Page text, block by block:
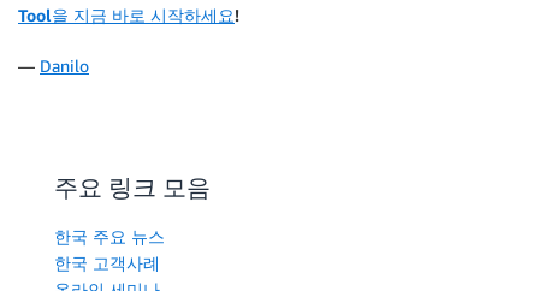
Tool을 지금 바로 시작하세요!
— Danilo
주요 링크 모음
한국 주요 뉴스
한국 고객사례